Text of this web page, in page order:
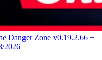
Danger Zone v0.19.2.66 +
2026